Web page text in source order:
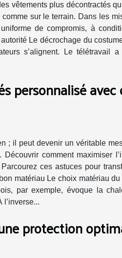
vêtements plus décontractés
sur le terrain. Dans les
de compromis, à
Le décrochage du
s’alignent. Le télétravail a
personnalisé avec
; il peut devenir un véritable
comment maximiser
ces astuces pour
matériau Le choix matériau du
par exemple, évoque la
l’inverse...
protection